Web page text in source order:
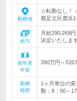
勤務地
☆転勤なし！
都足立区鹿浜
給与
月給290,269
決定いたしま
初年度
年収
390万円～520
勤務
時間
1ヶ月単位の
勤：8：00～